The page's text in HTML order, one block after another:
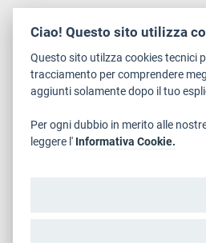
Ciao! Questo sito utilizza
Questo sito utilzza cookies tecnici
tracciamento per comprendere
aggiunti solamente dopo il tuo
Per ogni dubbio in merito alle
leggere l' Informativa Cookie.